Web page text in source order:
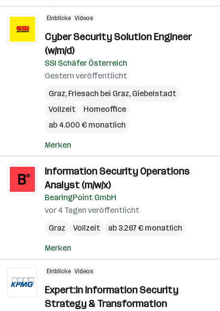
Einblicke Videos
Cyber Security Solution Engineer
(w/m/d)
SSI Schäfer Österreich
Gestern veröffentlicht
Graz, Friesach bei Graz, Giebelstadt
Vollzeit
Homeoffice
ab 4.000 € monatlich
Merken
Information Security Operations
Analyst (m/w/x)
BearingPoint GmbH
vor 4 Tagen veröffentlicht
Graz
Vollzeit ab 3.267 € monatlich
Merken
Einblicke Videos
Expert:in Information Security
Strategy & Transformation